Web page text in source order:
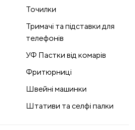
Точилки
Тримачі та підставки для
телефонів
УФ Пастки від комарів
Фритюрниці
Швейні машинки
Штативи та селфі палки